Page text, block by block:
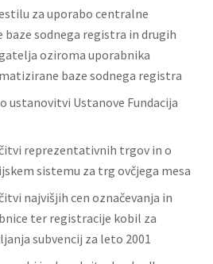
za uporabo centralne
sodnega registra in drugih
oziroma uporabnika
baze sodnega registra
ustanovitvi Ustanove Fundacija
reprezentativnih trgov in o
sistemu za trg ovčjega mesa
najvišjih cen označevanja in
ter registracije kobil za
subvencij za leto 2001